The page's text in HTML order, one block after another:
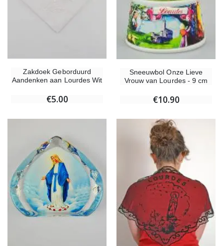
Zakdoek Geborduurd
Aandenken aan Lourdes Wit
€5.00
Sneeuwbol Onze Lieve
Vrouw van Lourdes - 9 cm
€10.90